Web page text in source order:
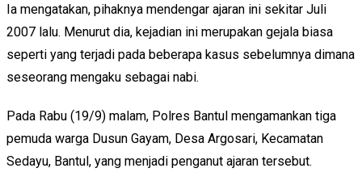
Ia mengatakan, pihaknya mendengar ajaran ini sekitar Juli
2007 lalu. Menurut dia, kejadian ini merupakan gejala biasa
seperti yang terjadi pada beberapa kasus sebelumnya dimana
seseorang mengaku sebagai nabi.
Pada Rabu (19/9) malam, Polres Bantul mengamankan tiga
pemuda warga Dusun Gayam, Desa Argosari, Kecamatan
Sedayu, Bantul, yang menjadi penganut ajaran tersebut.